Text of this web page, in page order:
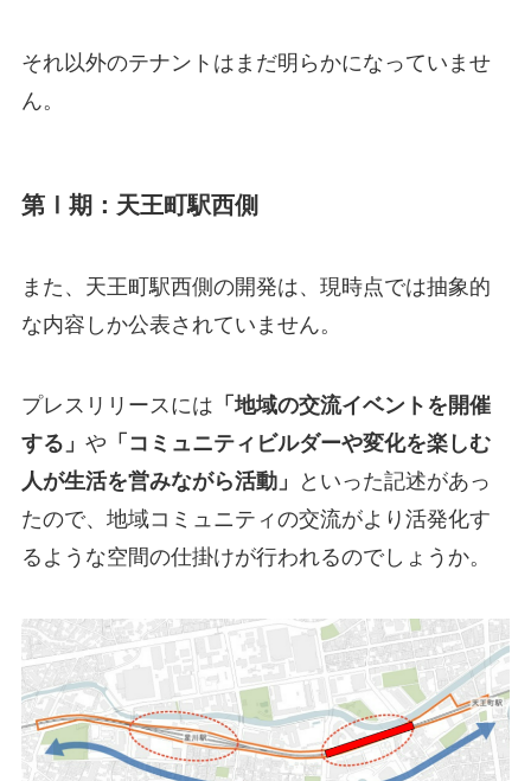
それ以外のテナントはまだ明らかになっていませ
ん。
第Ⅰ期：天王町駅西側
また、天王町駅西側の開発は、現時点では抽象的
な内容しか公表されていません。
プレスリリースには 「地域の交流イベントを開催
する」 や 「コミュニティビルダーや変化を楽しむ
人が生活を営みながら活動」
といった記述があっ
たので、地域コミュニティの交流がより活発化す
るような空間の仕掛けが行われるのでしょうか。